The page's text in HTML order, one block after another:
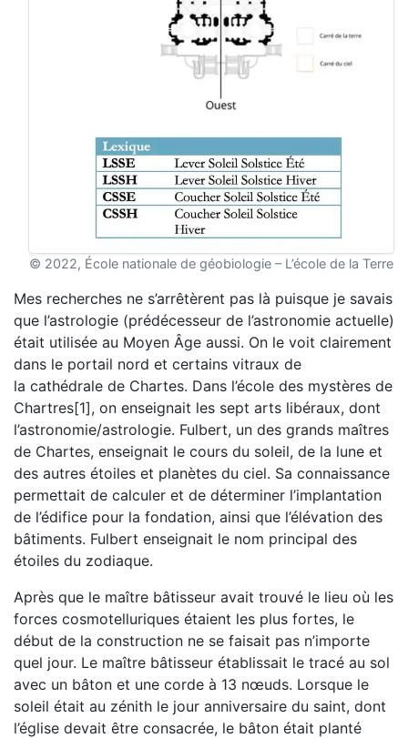
© 2022, École nationale de géobiologie – L’école de la Terre
Mes recherches ne s’arrêtèrent pas là puisque je savais
que l’astrologie (prédécesseur de l’astronomie actuelle)
était utilisée au Moyen Âge aussi. On le voit clairement
dans le portail nord et certains vitraux de
la cathédrale de Chartes. Dans l’école des mystères de
Chartres[1], on enseignait les sept arts libéraux, dont
l’astronomie/astrologie. Fulbert, un des grands maîtres
de Chartes, enseignait le cours du soleil, de la lune et
des autres étoiles et planètes du ciel. Sa connaissance
permettait de calculer et de déterminer l’implantation
de l’édifice pour la fondation, ainsi que l’élévation des
bâtiments. Fulbert enseignait le nom principal des
étoiles du zodiaque.
Après que le maître bâtisseur avait trouvé le lieu où les
forces cosmotelluriques étaient les plus fortes, le
début de la construction ne se faisait pas n’importe
quel jour. Le maître bâtisseur établissait le tracé au sol
avec un bâton et une corde à 13 nœuds. Lorsque le
soleil était au zénith le jour anniversaire du saint, dont
l’église devait être consacrée, le bâton était planté